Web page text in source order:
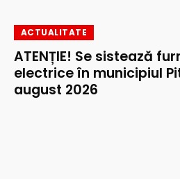
ACTUALITATE
ATENȚIE! Se sistează
electrice în municipiul
august 2026